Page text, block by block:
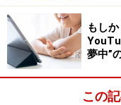
も大切でしょう。
ただ難しいのは、
場合や、教師が教
に合理性があるやり
もし
夢中”
この